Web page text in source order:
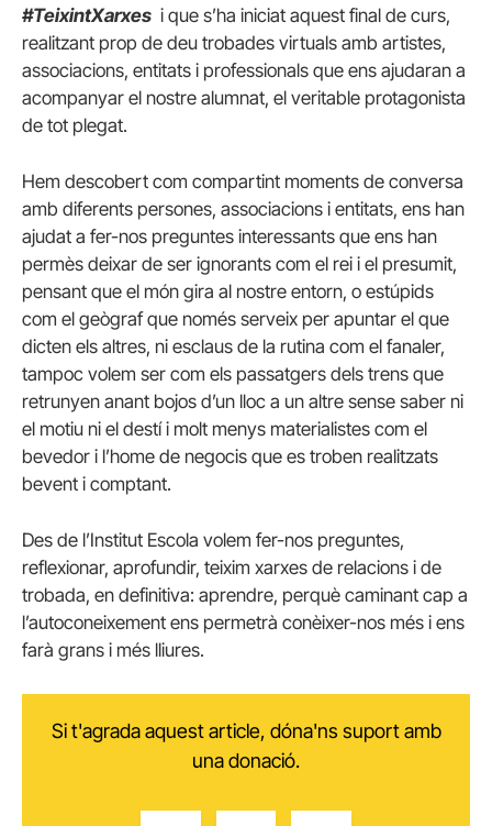
#TeixintXarxes i que s’ha iniciat aquest final de curs,
realitzant prop de deu trobades virtuals amb artistes,
associacions, entitats i professionals que ens ajudaran a
acompanyar el nostre alumnat, el veritable protagonista
de tot plegat.
Hem descobert com compartint moments de conversa
amb diferents persones, associacions i entitats, ens han
ajudat a fer-nos preguntes interessants que ens han
permès deixar de ser ignorants com el rei i el presumit,
pensant que el món gira al nostre entorn, o estúpids
com el geògraf que només serveix per apuntar el que
dicten els altres, ni esclaus de la rutina com el fanaler,
tampoc volem ser com els passatgers dels trens que
retrunyen anant bojos d’un lloc a un altre sense saber ni
el motiu ni el destí i molt menys materialistes com el
bevedor i l’home de negocis que es troben realitzats
bevent i comptant.
Des de l’Institut Escola volem fer-nos preguntes,
reflexionar, aprofundir, teixim xarxes de relacions i de
trobada, en definitiva: aprendre, perquè caminant cap a
l’autoconeixement ens permetrà conèixer-nos més i ens
farà grans i més lliures.
Si t'agrada aquest article, dóna'ns suport amb
una donació.